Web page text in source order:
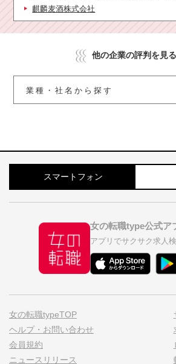
麒麟麦酒株式会社
他の企業の評判を見る
業種・社名から探す
スマートフォン
女の転職type公式ア
アプリでサクサク求人検
女の転職typeTOP
ヘルプ・お問い合わせ
会員規約
ニュースリリース